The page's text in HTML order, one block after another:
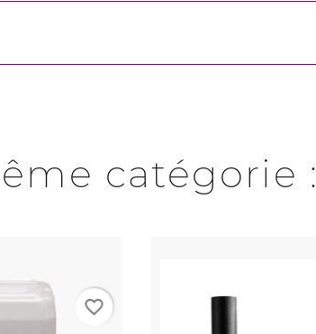
catégorie :
favorite_border